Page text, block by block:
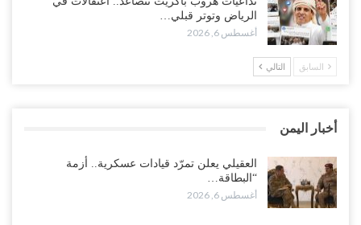
وتعزيزات عسكرية لحماية ترتيبات تصدير النفط..!
أغسطس 5, 2026
وسط معركة سعودية لإسقاط آخر معاقل الزبيدي.. القبائل تستنفر و”درع
في جبهات مأرب وتعز والضالع..!
أغسطس 5, 2026
الرياض وتوتر قبلي…
أغسطس 6, 2026
السابق التالي
أخبار اليمن
العقيلي يعلن تمرّد قيادات عسكرية.. أزمة
“البطاقة…
أغسطس 6, 2026